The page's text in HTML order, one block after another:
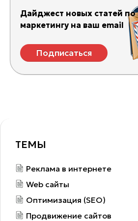
Дайджест новых статей по
маркетингу на ваш email
Подписаться
ТЕМЫ
Реклама в интернете
Web сайты
Оптимизация (SEO)
Продвижение сайтов